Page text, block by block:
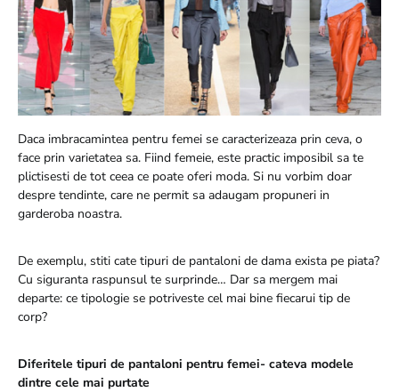
Daca imbracamintea pentru femei se caracterizeaza prin ceva, o
face prin varietatea sa. Fiind femeie, este practic imposibil sa te
plictisesti de tot ceea ce poate oferi moda. Si nu vorbim doar
despre tendinte, care ne permit sa adaugam propuneri in
garderoba noastra.
De exemplu, stiti cate tipuri de pantaloni de dama exista pe piata?
Cu siguranta raspunsul te surprinde… Dar sa mergem mai
departe: ce tipologie se potriveste cel mai bine fiecarui tip de
corp?
Diferitele tipuri de pantaloni pentru femei- cateva modele
dintre cele mai purtate